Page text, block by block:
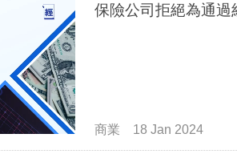
保險公司拒絕為通
商業 18 Jan 2024